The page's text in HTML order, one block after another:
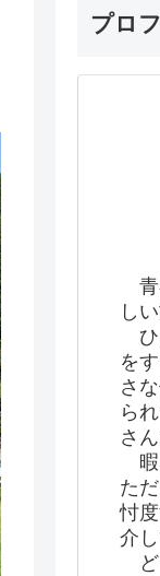
プロ
青
し
ひ
を
さ
ら
さ
暇
た
忖
介
ど